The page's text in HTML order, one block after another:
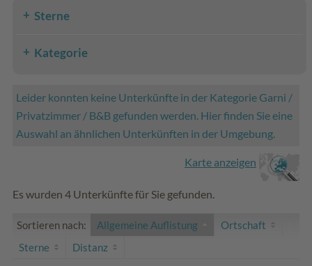
Sterne
Kategorie
Leider konnten keine Unterkünfte in der Kategorie Garni /
Privatzimmer / B&B gefunden werden. Hier finden Sie eine
Auswahl an ähnlichen Unterkünften in der Umgebung.
Karte anzeigen
Es wurden 4 Unterkünfte für Sie gefunden.
Sortieren nach: Allgemeine Auflistung
Ortschaft
Sterne
Distanz